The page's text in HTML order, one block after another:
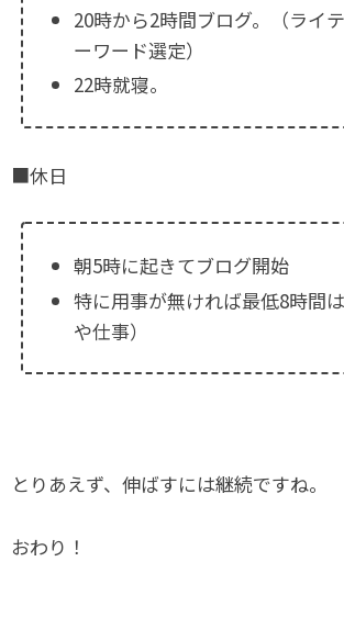
20時から2時間ブログ。（ライ
ーワード選定）
22時就寝。
■休日
朝5時に起きてブログ開始
特に用事が無ければ最低8時間
や仕事）
とりあえず、伸ばすには継続ですね。
おわり！